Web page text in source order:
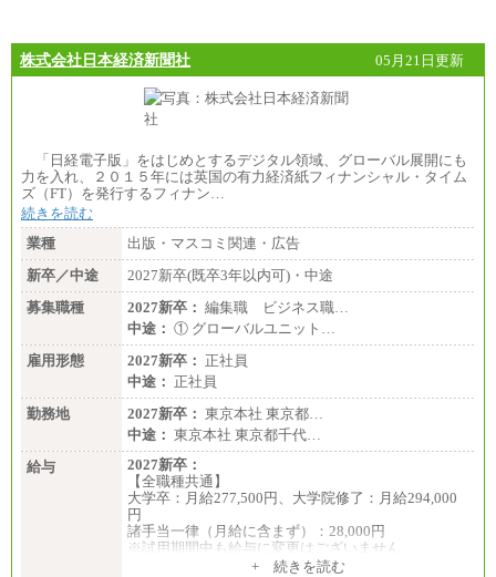
株式会社日本経済新聞社 05月21日更新
「日経電子版」をはじめとするデジタル領域、グローバル展開にも
力を入れ、２０１５年には英国の有力経済紙フィナンシャル・タイム
ズ（FT）を発行するフィナン…
続きを読む
業種
出版・マスコミ関連・広告
新卒／中途
2027新卒(既卒3年以内可)・中途
募集職種
2027新卒： 編集職 ビジネス職…
中途： ① グローバルユニット…
雇用形態
2027新卒： 正社員
中途： 正社員
勤務地
2027新卒： 東京本社 東京都…
中途： 東京本社 東京都千代…
給与
2027新卒：
【全職種共通】
大学卒：月給277,500円、大学院修了：月給294,000
円
諸手当一律（月給に含まず）：28,000円
※試用期間中も給与に変更はございません
+ 続きを読む